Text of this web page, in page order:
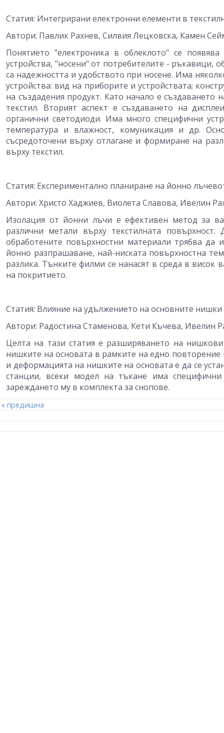
Статия: Интегрирани електронни елементи в
Автори: Павлик Рахнев, Силвия Лецковска, Камен
Понятието "електроника в облеклото" се
устройства, "носени" от потребителите - ръкавици,
са надежността и удобството при носене. Има
устройства: вид на приборите и устройствата;
на създадения продукт. Като начало е създаването
текстил. Вторият аспект е създаването на
органични светодиоди. Има много специфични
температура и влажност, комуникация и др.
съсредоточени върху отлагане и формиране на
върху текстил.
Статия: Експериментално планиране на йонно
Автори: Христо Хаджиев, Виолета Славова, Ивелин
Изолация от йонни лъчи е ефективен метод за
различни метали върху текстилната
обработените повърхностни материали трябва
йонно разпрашаване, най-ниската повърхностна
разлика. Тънките филми се нанасят в среда в висок
на покритието.
Статия: Влияние на удължението на основните
Автори: Радостина Стаменова, Кети Къчева, Ивелин
Целта на тази статия е разширяването на
нишките на основата в рамките на едно
и деформацията на нишките на основата е да се
станции, всеки модел на тъкане има
зареждането му в комплекта за снопове.
« предишна